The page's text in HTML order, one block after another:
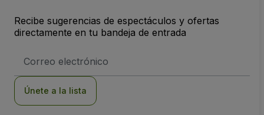
Recibe sugerencias de espectáculos y ofertas
directamente en tu bandeja de entrada
de
Únete a la lista